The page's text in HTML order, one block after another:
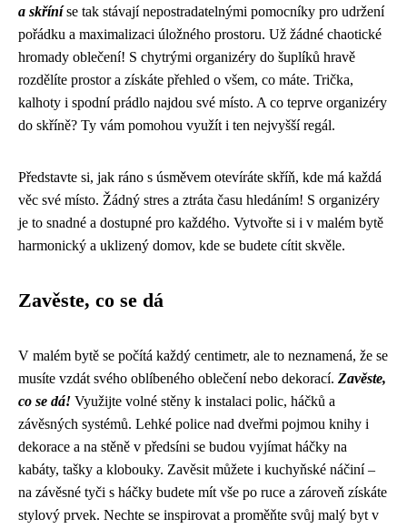
a skříníse tak stávají nepostradatelnými pomocníky pro udržení
pořádku a maximalizaci úložného prostoru. Už žádné chaotické
hromady oblečení! S chytrými organizéry do šuplíků hravě
rozdělíte prostor a získáte přehled o všem, co máte. Trička,
kalhoty i spodní prádlo najdou své místo. A co teprve organizéry
do skříně? Ty vám pomohou využít i ten nejvyšší regál.
Představte si, jak ráno s úsměvem otevíráte skříň, kde má každá
věc své místo. Žádný stres a ztráta času hledáním! S organizéry
je to snadné a dostupné pro každého. Vytvořte si i v malém bytě
harmonický a uklizený domov, kde se budete cítit skvěle.
Zavěste, co se dá
V malém bytě se počítá každý centimetr, ale to neznamená, že se
musíte vzdát svého oblíbeného oblečení nebo dekorací. Zavěste,
co se dá! Využijte volné stěny k instalaci polic, háčků a
závěsných systémů. Lehké police nad dveřmi pojmou knihy i
dekorace a na stěně v předsíni se budou vyjímat háčky na
kabáty, tašky a klobouky. Zavěsit můžete i kuchyňské náčiní –
na závěsné tyči s háčky budete mít vše po ruce a zároveň získáte
stylový prvek. Nechte se inspirovat a proměňte svůj malý byt v